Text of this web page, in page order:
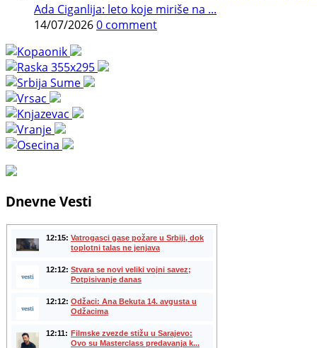
Ada Ciganlija: leto koje miriše na ...
14/07/20260 comment
Dnevne Vesti